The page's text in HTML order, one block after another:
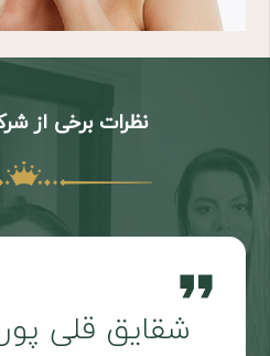
نظرات برخی از
format_quote
شقایق قلی پور